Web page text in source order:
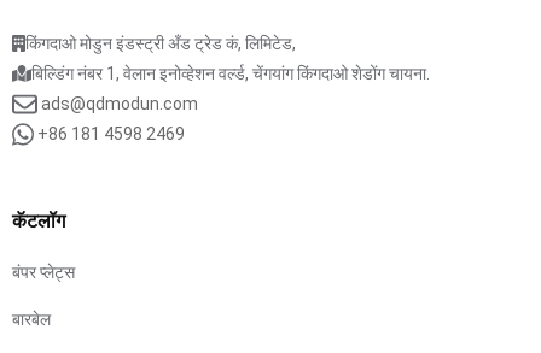
किंगदाओ मोडुन इंडस्ट्री अँड ट्रेड कं, लिमिटेड,
बिल्डिंग नंबर 1, वेलान इनोव्हेशन वर्ल्ड, चेंगयांग किंगदाओ शेडोंग चायना.
ads@qdmodun.com
+86 181 4598 2469
कॅटलॉग
बंपर प्लेट्स
बारबेल